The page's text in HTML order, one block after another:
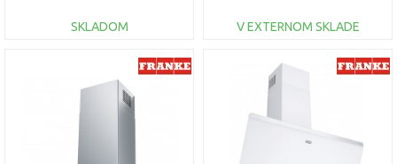
SKLADOM
DO KOŠÍKA
Porovnať
V EXTERNOM SKLADE
DO KOŠÍKA